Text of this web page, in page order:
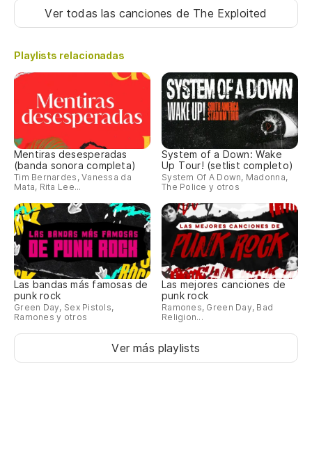
Ver todas las canciones de The Exploited
Playlists relacionadas
Mentiras desesperadas
(banda sonora completa)
Tim Bernardes, Vanessa da
Mata, Rita Lee...
System of a Down: Wake
Up Tour! (setlist completo)
System Of A Down, Madonna,
The Police y otros
Las bandas más famosas de
punk rock
Green Day, Sex Pistols,
Ramones y otros
Las mejores canciones de
punk rock
Ramones, Green Day, Bad
Religion...
Ver más playlists